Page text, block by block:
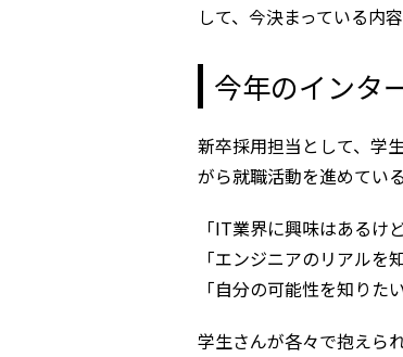
して、今決まっている内
今年のインタ
新卒採用担当として、学
がら就職活動を進めてい
「IT業界に興味はあるけ
「エンジニアのリアルを
「自分の可能性を知りた
学生さんが各々で抱えら